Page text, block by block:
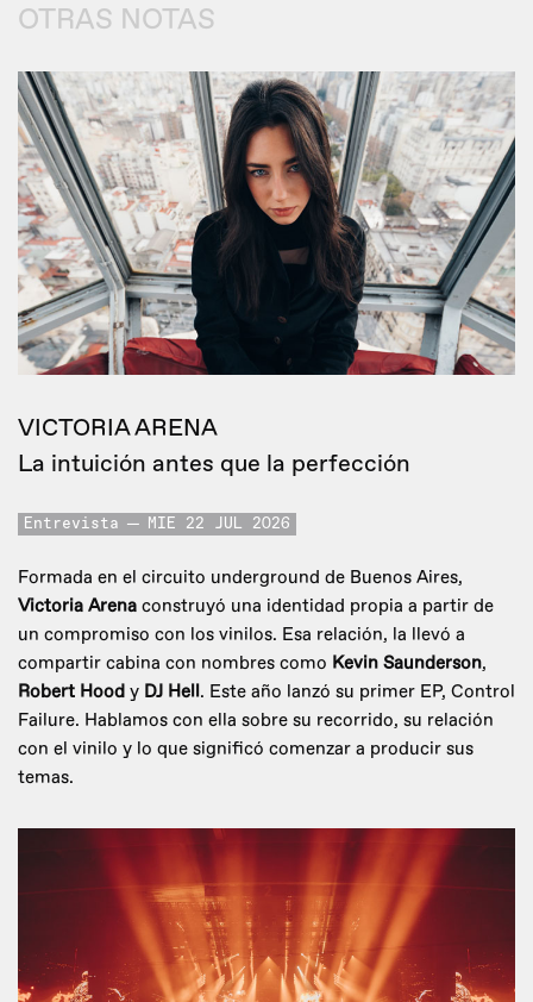
OTRAS NOTAS
VICTORIA ARENA
La intuición antes que la perfección
Entrevista MIE 22 JUL 2026
Formada en el circuito underground de Buenos Aires,
Victoria Arena construyó una identidad propia a partir de
un compromiso con los vinilos. Esa relación, la llevó a
compartir cabina con nombres como Kevin Saunderson,
Robert Hood y DJ Hell. Este año lanzó su primer EP, Control
Failure. Hablamos con ella sobre su recorrido, su relación
con el vinilo y lo que significó comenzar a producir sus
temas.